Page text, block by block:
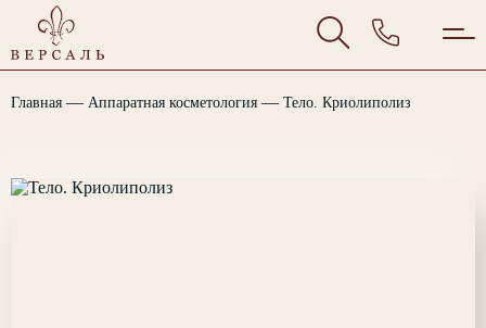
Главная — Аппаратная косметология — Тело. Криолиполиз